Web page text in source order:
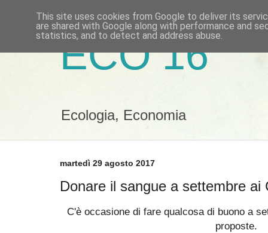
ECO 16
Ecologia, Economia
martedì 29 agosto 2017
Donare il sangue a settembre ai
C'è occasione di fare qualcosa di buono a
proposte.
This site uses cookies from Google to deliver its
are shared with Google along with performance and
statistics, and to detect and address abuse.